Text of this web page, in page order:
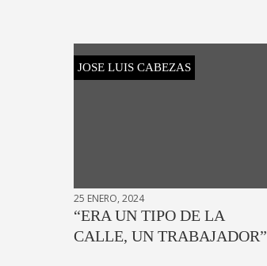
JOSE LUIS CABEZAS
25 ENERO, 2024
“ERA UN TIPO DE LA
CALLE, UN TRABAJADOR”